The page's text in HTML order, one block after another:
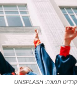
קרדיט תמונה: UNSPLASH